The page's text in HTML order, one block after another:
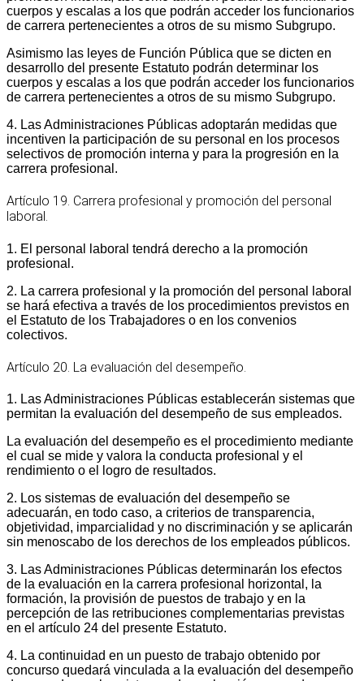
cuerpos y escalas a los que podrán acceder los funcionarios
de carrera pertenecientes a otros de su mismo Subgrupo.
Asimismo las leyes de Función Pública que se dicten en
desarrollo del presente Estatuto podrán determinar los
cuerpos y escalas a los que podrán acceder los funcionarios
de carrera pertenecientes a otros de su mismo Subgrupo.
4. Las Administraciones Públicas adoptarán medidas que
incentiven la participación de su personal en los procesos
selectivos de promoción interna y para la progresión en la
carrera profesional.
Artículo 19. Carrera profesional y promoción del personal
laboral.
1. El personal laboral tendrá derecho a la promoción
profesional.
2. La carrera profesional y la promoción del personal laboral
se hará efectiva a través de los procedimientos previstos en
el Estatuto de los Trabajadores o en los convenios
colectivos.
Artículo 20. La evaluación del desempeño.
1. Las Administraciones Públicas establecerán sistemas que
permitan la evaluación del desempeño de sus empleados.
La evaluación del desempeño es el procedimiento mediante
el cual se mide y valora la conducta profesional y el
rendimiento o el logro de resultados.
2. Los sistemas de evaluación del desempeño se
adecuarán, en todo caso, a criterios de transparencia,
objetividad, imparcialidad y no discriminación y se aplicarán
sin menoscabo de los derechos de los empleados públicos.
3. Las Administraciones Públicas determinarán los efectos
de la evaluación en la carrera profesional horizontal, la
formación, la provisión de puestos de trabajo y en la
percepción de las retribuciones complementarias previstas
en el artículo 24 del presente Estatuto.
4. La continuidad en un puesto de trabajo obtenido por
concurso quedará vinculada a la evaluación del desempeño